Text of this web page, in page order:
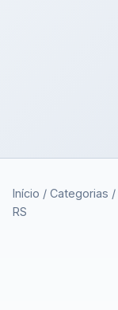
Início / Categorias /
RS